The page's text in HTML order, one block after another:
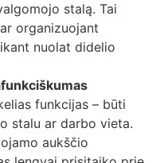
stalą. Tai
organizuojant
nuolat didelio
funkcijas – būti
stalu ar darbo vieta.
aukščio